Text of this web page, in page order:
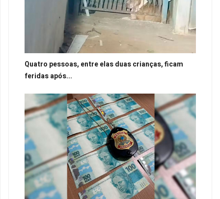
Quatro pessoas, entre elas duas crianças, ficam
feridas após...